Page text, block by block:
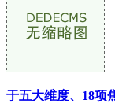
于五大维度、18项